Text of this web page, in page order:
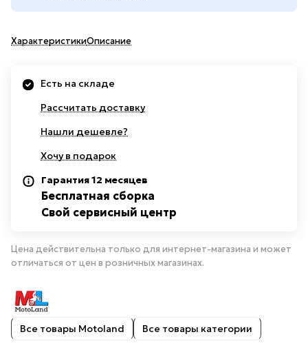
ХарактеристикиОписание
Есть на складе
Рассчитать доставку
Нашли дешевле?
Хочу в подарок
Гарантия 12 месяцев
Бесплатная сборка
Свой сервисный центр
Цена действительна только для интернет-магазина и может
отличаться от цен в розничных магазинах.
Все товары Motoland Все товары категории